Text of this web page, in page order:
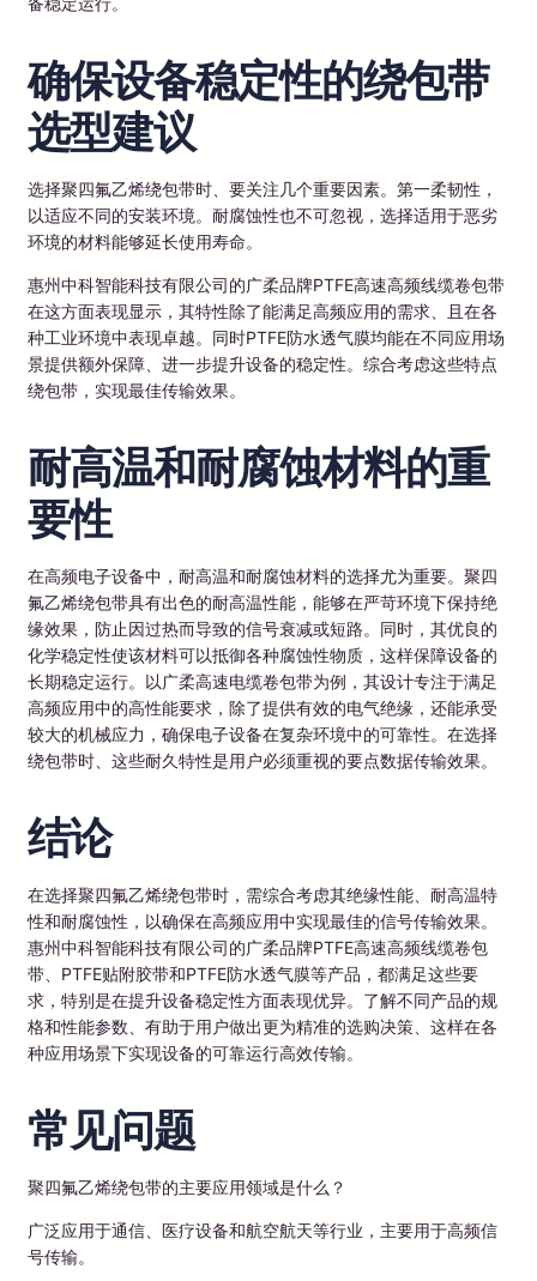
确保设备稳定性的绕包带
选型建议
选择聚四氟乙烯绕包带时、要关注几个重要因素。第一柔韧性，
以适应不同的安装环境。耐腐蚀性也不可忽视，选择适用于恶劣
环境的材料能够延长使用寿命。
惠州中科智能科技有限公司的广柔品牌PTFE高速高频线缆卷包带
在这方面表现显示，其特性除了能满足高频应用的需求、且在各
种工业环境中表现卓越。同时PTFE防水透气膜均能在不同应用场
景提供额外保障、进一步提升设备的稳定性。综合考虑这些特点
绕包带，实现最佳传输效果。
耐高温和耐腐蚀材料的重
要性
在高频电子设备中，耐高温和耐腐蚀材料的选择尤为重要。聚四
氟乙烯绕包带具有出色的耐高温性能，能够在严苛环境下保持绝
缘效果，防止因过热而导致的信号衰减或短路。同时，其优良的
化学稳定性使该材料可以抵御各种腐蚀性物质，这样保障设备的
长期稳定运行。以广柔高速电缆卷包带为例，其设计专注于满足
高频应用中的高性能要求，除了提供有效的电气绝缘，还能承受
较大的机械应力，确保电子设备在复杂环境中的可靠性。在选择
绕包带时、这些耐久特性是用户必须重视的要点数据传输效果。
结论
在选择聚四氟乙烯绕包带时，需综合考虑其绝缘性能、耐高温特
性和耐腐蚀性，以确保在高频应用中实现最佳的信号传输效果。
惠州中科智能科技有限公司的广柔品牌PTFE高速高频线缆卷包
带、PTFE贴附胶带和PTFE防水透气膜等产品，都满足这些要
求，特别是在提升设备稳定性方面表现优异。了解不同产品的规
格和性能参数、有助于用户做出更为精准的选购决策、这样在各
种应用场景下实现设备的可靠运行高效传输。
常见问题
聚四氟乙烯绕包带的主要应用领域是什么？
广泛应用于通信、医疗设备和航空航天等行业，主要用于高频信
号传输。